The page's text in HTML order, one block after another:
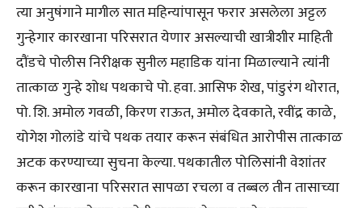
त्या अनुषंगाने मागील सात महिन्यांपासून फरार असलेला अट्टल
गुन्हेगार कारखाना परिसरात येणार असल्याची खात्रीशीर माहिती
दौंडचे पोलीस निरीक्षक सुनील महाडिक यांना मिळाल्याने त्यांनी
तात्काळ गुन्हे शोध पथकाचे पो. हवा. आसिफ शेख, पांडुरंग थोरात,
पो. शि. अमोल गवळी, किरण राऊत, अमोल देवकाते, रवींद्र काळे,
योगेश गोलांडे यांचे पथक तयार करून संबंधित आरोपीस तात्काळ
अटक करण्याच्या सुचना केल्या. पथकातील पोलिसांनी वेशांतर
करून कारखाना परिसरात सापळा रचला व तब्बल तीन तासाच्या